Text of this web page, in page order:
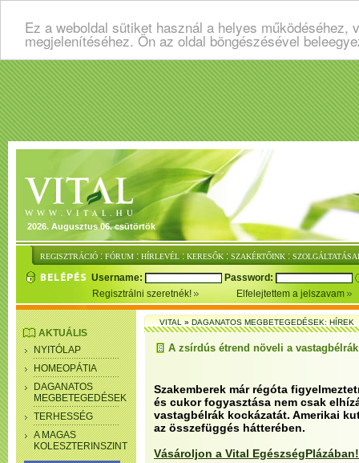
Ez a weboldal sütiket használ a helyes
megjelenítéséhez. Ön az oldal böngészésével
2026. Augusztus 06. csütörtök
REGISZTRÁCIÓ : FÓRUM : HÍRLEVÉL : KERESŐK : SZAKÉRTŐINK :
Username:
Password:
Regisztrálni szeretnék!
Elfelejtettem a jelszavam
AKTUÁLIS
NYITÓLAP
HOMEOPÁTIA
DAGANATOS
MEGBETEGEDÉSEK
TERHESSÉG
A MAGAS
KOLESZTERINSZINT
VITAL»DAGANATOS MEGBETEGEDÉSEK: HÍREK
A zsírdús étrend növeli a
Szakemberek már régóta
és cukor fogyasztása nem csak
vastagbélrák kockázatát. Amerikai
az összefüggés hátterében.
Vásároljon a Vital EgészségPlázában!